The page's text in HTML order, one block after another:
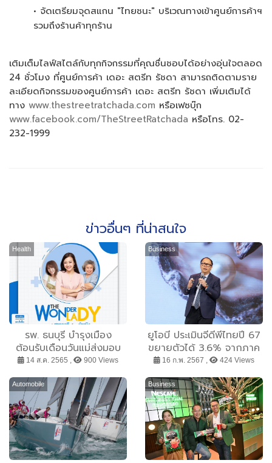
• จัดเตรียมจุดสแกน "ไทยชนะ" บริเวณทางเข้าศูนย์การค้าฯ
รวมถึงร้านค้าทุกร้าน
เติมเต็มไลฟ์สไตล์กับทุกกิจกรรมที่คุณชื่นชอบได้อย่างอุ่นใจตลอด
24 ชั่วโมง ที่ศูนย์การค้า เดอะ สตรีท รัชดา สามารถติดตามราย
ละเอียดกิจกรรมของศูนย์การค้า เดอะ สตรีท รัชดา เพิ่มเติมได้
ทาง www.thestreetratchada.com หรือเฟซบุ๊ก
www.facebook.com/TheStreetRatchada หรือโทร. 02-
232-1999
ข่าวอื่นๆ ที่น่าสนใจ
Health
รพ. ธนบุรี บำรุงเมือง
ต้อนรับเดือนวันแม่ส่งมอบ
แพ็กเกจตรวจสุขภาพคุณผู้
หญิง ภายใต้คอนเซปต์
“THE Wonder Lady ยก
ระดับสุขภาพดี เพื่อคุณผู้
หญิง” วันนี้ – 31 สิงหาคม
2565
14 ส.ค. 2565 , 900 Views
Business
ยูโอบี ประเมินจีดีพีไทยปี 67
ขยายตัวได้ 3.6% จากภาค
ส่งออก และท่องเที่ยวฟื้นตัว
ดันเงินบาทแข็งแกร่ง ขณะที่
แรงกดดันเงินเฟ้อแผ่วลง
16 ก.พ. 2567 , 424 Views
Automobile Business